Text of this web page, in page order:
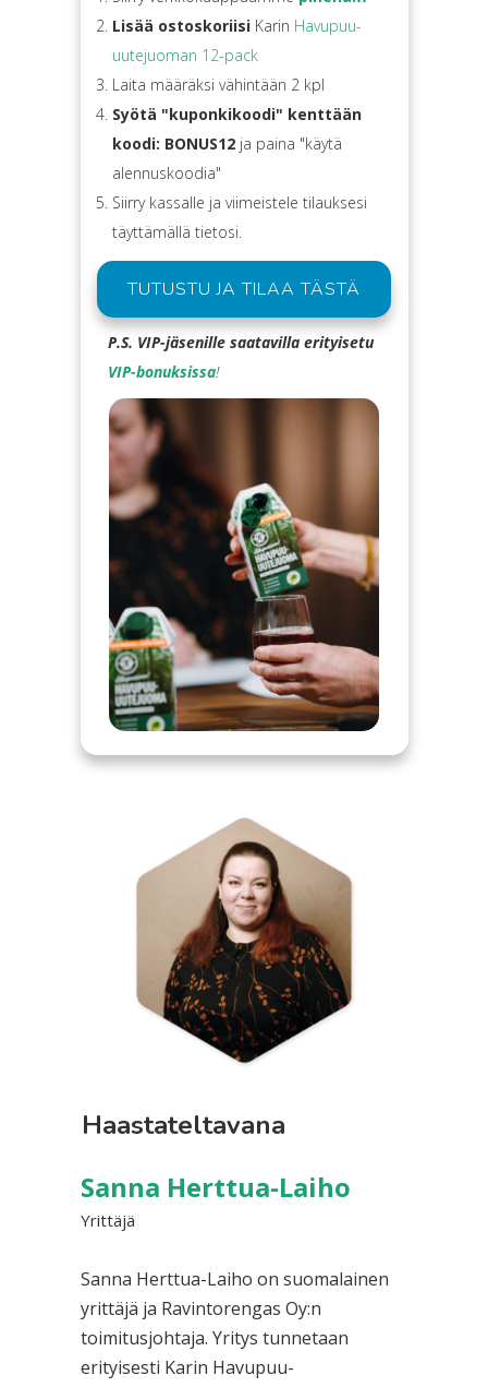
Lisää ostoskoriisiKarin Havupuu-
uutejuoman 12-pack
Laita määräksi vähintään 2 kpl
Syötä "kuponkikoodi" kenttään
koodi: BONUS12ja paina "käytä
alennuskoodia"
Siirry kassalle ja viimeistele tilauksesi
täyttämällä tietosi.
TUTUSTU JA TILAA TÄSTÄ
P.S. VIP-jäsenille saatavilla erityisetu
VIP-bonuksissa!
Haastateltavana
Sanna Herttua-Laiho
Yrittäjä
Sanna Herttua-Laiho on suomalainen
yrittäjä ja Ravintorengas Oy:n
toimitusjohtaja. Yritys tunnetaan
erityisesti Karin Havupuu-